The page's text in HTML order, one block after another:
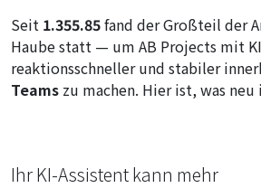
Seit 1.355.85fand der Großteil der
Haube statt — um AB Projects mit
reaktionsschneller und stabiler
Teams zu machen. Hier ist, was neu
Ihr KI-Assistent kann mehr